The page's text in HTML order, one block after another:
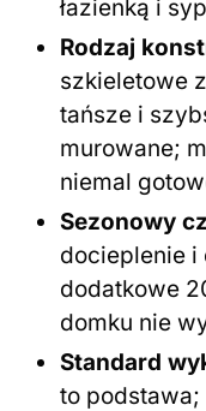
łazienką i
Rodzaj
szkieletowe
tańsze i
murowane;
niemal
Sezonowy
docieplenie i
dodatkowe
domku nie
Standard
to